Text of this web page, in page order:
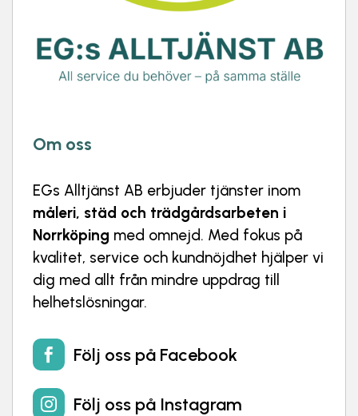
Om oss
EGs Alltjänst AB erbjuder tjänster inom
måleri, städ och trädgårdsarbeten i
Norrköping med omnejd. Med fokus på
kvalitet, service och kundnöjdhet hjälper vi
dig med allt från mindre uppdrag till
helhetslösningar.
 Följ oss på Facebook
 Följ oss på Instagram